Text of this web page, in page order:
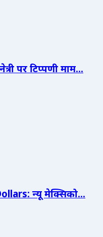
पर टिप्पणी माम...
न्यू मेक्सिको...